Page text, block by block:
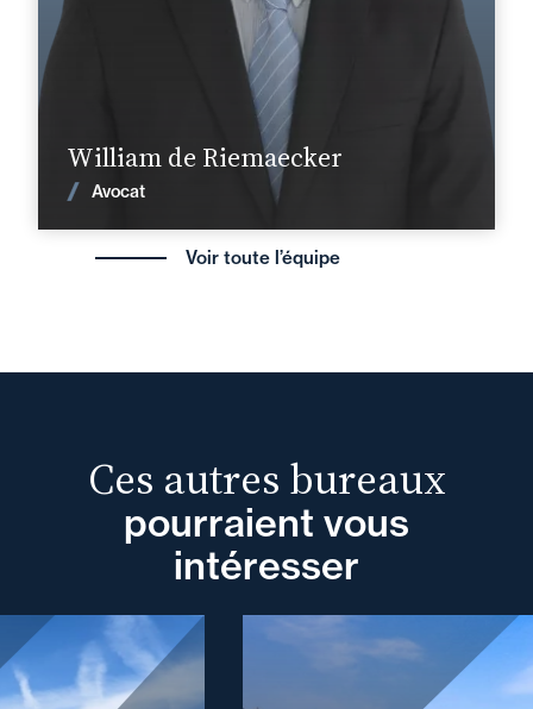
William de Riemaecker
Avocat
william.de-riemaecker@fidal.com
Voir les actualités
Voir toute l’équipe
Ces autres bureaux
pourraient vous
intéresser